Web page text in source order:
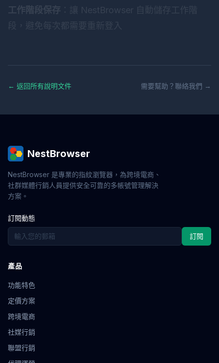
工作階段保存 ：讓 NestBrowser 自動儲存工作階
段，避免每次都需要重新登入
← 返回所有說明文件 需要幫助？聯絡我們 →
NestBrowser
NestBrowser 是專業的指紋瀏覽器，為跨境電商、
社群媒體行銷人員提供安全可靠的多帳號管理解決
方案。
訂閱動態
訂閱
產品
功能特色
定價方案
跨境電商
社媒行銷
聯盟行銷